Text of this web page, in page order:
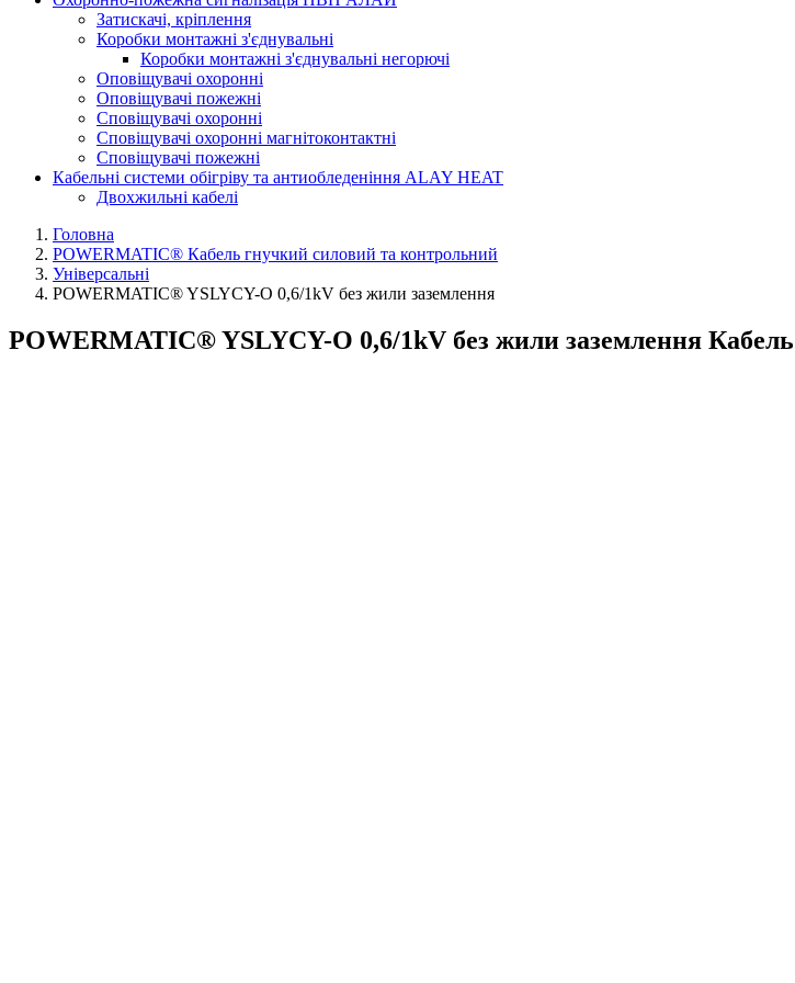
Затискачі, кріплення
Коробки монтажні з'єднувальні
Коробки монтажні з'єднувальні негорючі
Оповіщувачі охоронні
Оповіщувачі пожежні
Сповіщувачі охоронні
Сповіщувачі охоронні магнітоконтактні
Сповіщувачі пожежні
Кабельні системи обігріву та антиобледеніння ALAY HEAT
Двохжильні кабелі
Головна
POWERMATIC® Кабель гнучкий силовий та контрольний
Універсальні
POWERMATIC® YSLYCY-O 0,6/1kV без жили заземлення
POWERMATIC® YSLYCY-O 0,6/1kV без жили заземлення